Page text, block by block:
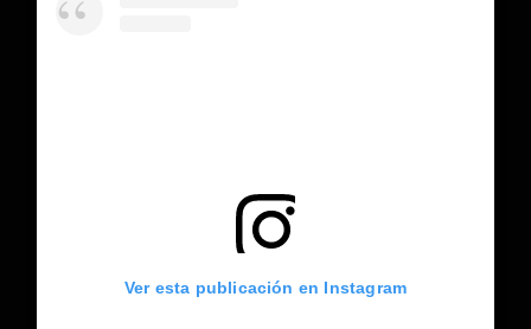
Ver esta publicación en Instagram